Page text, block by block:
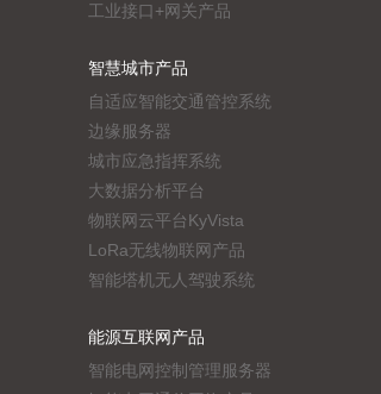
工业接口+网关产品
智慧城市产品
自适应智能交通管控系统
边缘服务器
城市应急指挥系统
大数据分析平台
物联网云平台KyVista
LoRa无线物联网产品
智能塔机无人驾驶系统
能源互联网产品
智能电网控制管理服务器